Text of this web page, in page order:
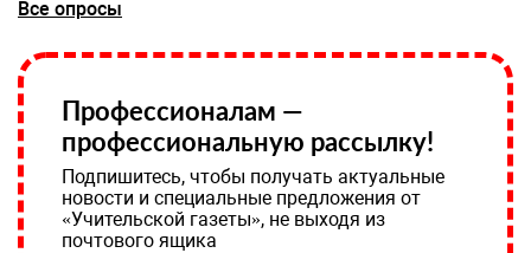
Все опросы
Профессионалам —
профессиональную рассылку!
Подпишитесь, чтобы получать актуальные
новости и специальные предложения от
«Учительской газеты», не выходя из
почтового ящика